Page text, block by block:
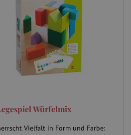
Würfelmix
Vielfalt in Form und Farbe: